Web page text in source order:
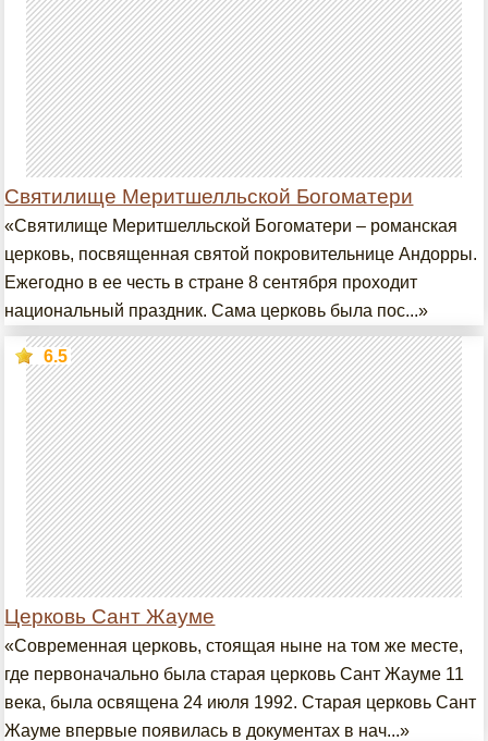
Святилище Меритшелльской Богоматери
«Святилище Меритшелльской Богоматери – романская
церковь, посвященная святой покровительнице Андорры.
Ежегодно в ее честь в стране 8 сентября проходит
национальный праздник. Сама церковь была пос...»
Церковь Сант Жауме
6.5
«Современная церковь, стоящая ныне на том же месте,
где первоначально была старая церковь Сант Жауме 11
века, была освящена 24 июля 1992. Старая церковь Сант
Жауме впервые появилась в документах в нач...»